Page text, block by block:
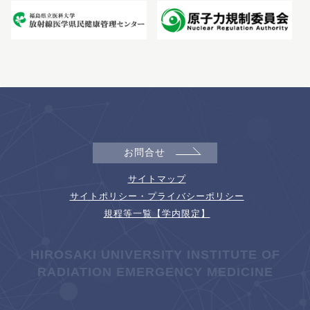
お問合せ
サイトマップ
サイトポリシー・プライバシーポリシー
規程等一覧【学内限定】
HIROSAKI UNIVERSITY INSTITUTE OF
RADIATION EMERGENCY MEDICINE